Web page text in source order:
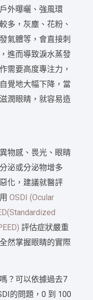
外曝曬、強風環
多，灰塵、花粉、
氣體等，會直接刺
進而導致淚水蒸發
需要高度專注力，
覺地大幅下降，當
潤眼睛，就容易造
物感、畏光、眼睛
泌或分泌物增多
化，建議就醫評
OSDI (Ocular
評估症狀嚴重
然掌握眼睛的實際
？可以依據過去7
的問題，0 到 100